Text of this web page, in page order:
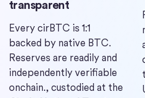
transparent
Every cirBTC is 1:1
backed by native BTC.
Reserves are readily and
independently verifiable
onchain., custodied at the